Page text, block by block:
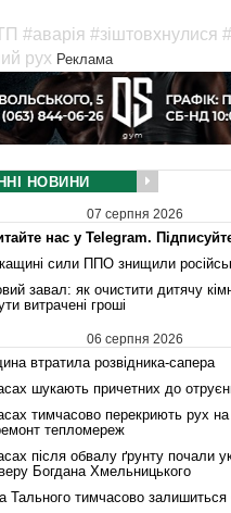
#аварія #зіштовхнулися
рух Реклама
НОВИНИ
07 серпня 2026
нас у Telegram.
сили ППО знищили
завал: як очистити дитячу
витрачені гроші
06 серпня 2026
втратила розвідника-сапера
шукають причетних до
тимчасово перекриють рух
тепломереж
після обвалу ґрунту почали
Богдана Хмельницького
Тального тимчасово залишиться